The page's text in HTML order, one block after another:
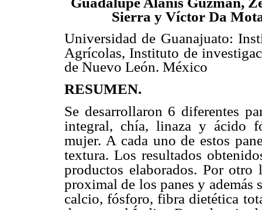
Sierra y Víctor Da
Universidad de Guanajuato:
Agrícolas, Instituto de
de Nuevo León. México
RESUMEN.
Se desarrollaron 6 diferentes
integral, chía, linaza y ácido
mujer. A cada uno de estos
textura. Los resultados
productos elaborados. Por otro
proximal de los panes y además
calcio, fósforo, fibra dietética